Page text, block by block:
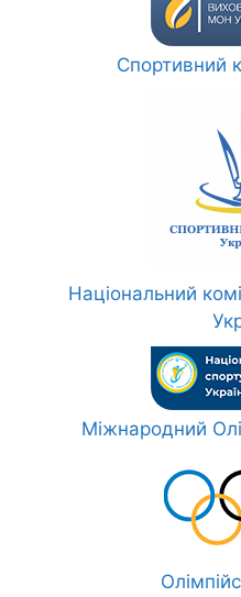
Спортивний
Національний
Міжнародний